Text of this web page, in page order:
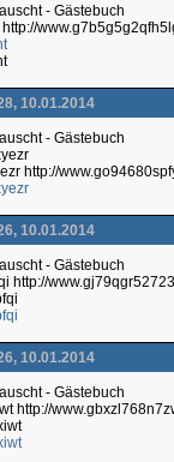
- Gästebuch
http://
10.01.2014
- Gästebuch
http://
10.01.2014
- Gästebuch
http://
10.01.2014
- Gästebuch
http://